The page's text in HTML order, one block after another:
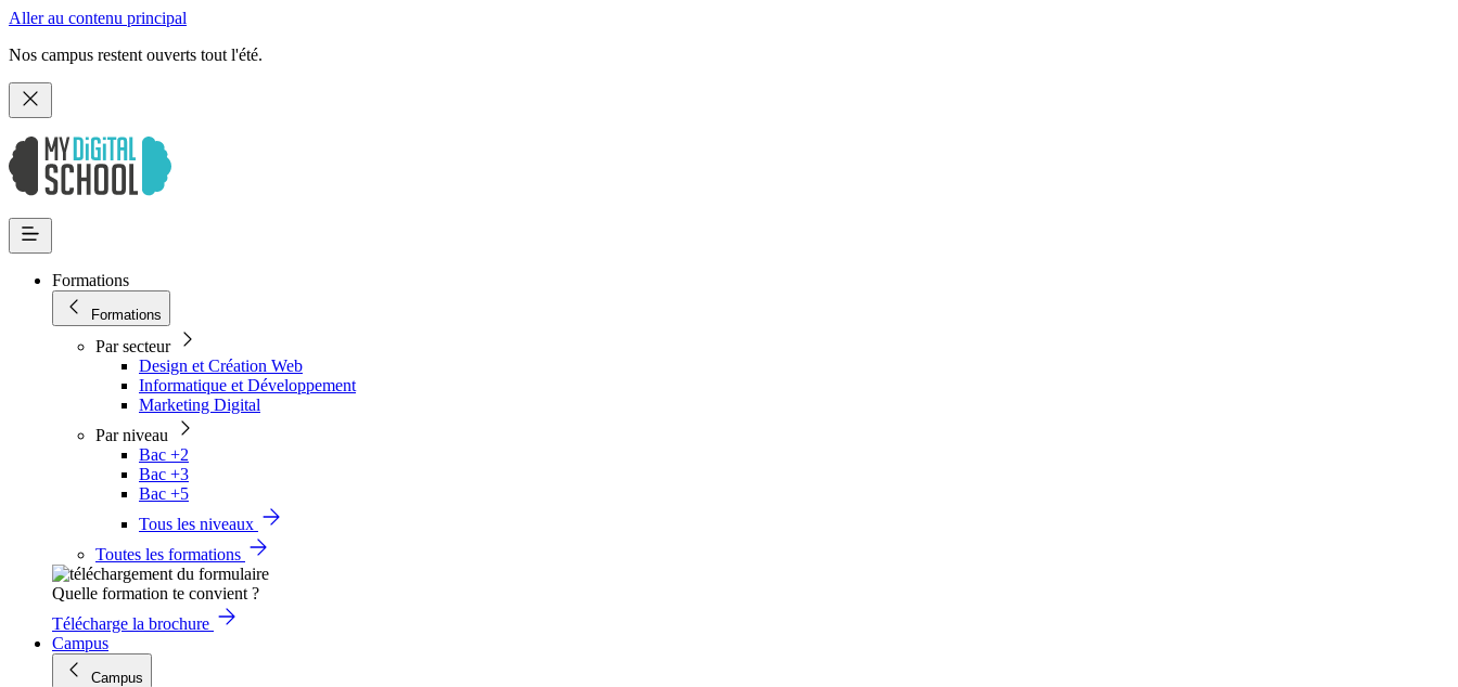
Aller au contenu principal
Nos campus restent ouverts tout l'été.
Formations
Formations
Par secteur
Design et Création Web
Informatique et Développement
Marketing Digital
Par niveau
Bac +2
Bac +3
Bac +5
Tous les niveaux
Toutes les formations
Quelle formation te convient ?
Télécharge la brochure
Campus
Campus